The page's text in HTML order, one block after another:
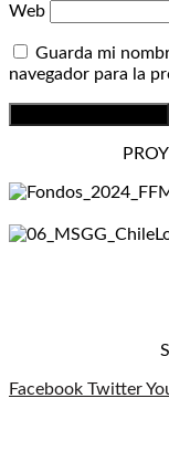
Web
Guarda mi
navegador para la
Facebook Twitter